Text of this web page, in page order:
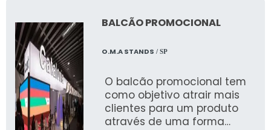
A iluminação é um elemento crucial na
cenografia, capaz de destacar produtos e
criar ambientes acolhedores e atraentes para
os visitantes.
Casos de Sucesso: Prêmios Fenasan
e Fispal
BALCÃO PROMOCIONAL
O.M.A STANDS / SP
O balcão promocional tem
como objetivo atrair mais
clientes para um produto
através de uma forma